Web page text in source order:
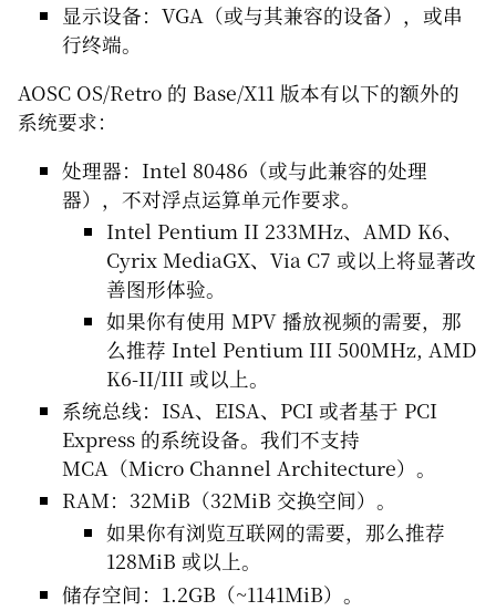
显示设备：VGA（或与其兼容的设备），或串
行终端。
AOSC OS/Retro 的 Base/X11 版本有以下的额外的
系统要求：
处理器：Intel 80486（或与此兼容的处理
器），不对浮点运算单元作要求。
Intel Pentium II 233MHz、AMD K6、
Cyrix MediaGX、Via C7 或以上将显著改
善图形体验。
如果你有使用 MPV 播放视频的需要，那
么推荐 Intel Pentium III 500MHz, AMD
K6-II/III 或以上。
系统总线：ISA、EISA、PCI 或者基于 PCI
Express 的系统设备。我们不支持
MCA（Micro Channel Architecture）。
RAM：32MiB（32MiB 交换空间）。
如果你有浏览互联网的需要，那么推荐
128MiB 或以上。
储存空间：1.2GB（~1141MiB）。